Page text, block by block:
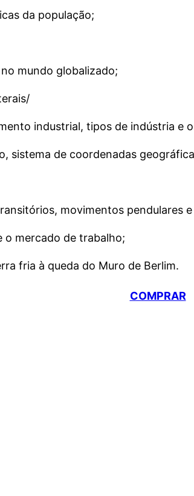
da população;
mundo globalizado;
industrial, tipos de indústria e
sistema de coordenadas
movimentos pendulares
o mercado de trabalho;
fria à queda do Muro de Berlim.
COMPRAR